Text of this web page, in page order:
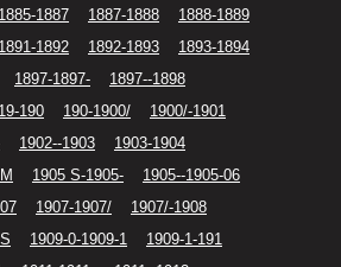
1885-1887 1887-1888
1888-1889
1891-1892 1892-1893
1893-1894
1897-1897-
1897--1898
19-190 190-1900/
1900/-1901
1902--1903
1903-1904
1905 S-1905-
1905--1905-06
1907-1907/
1907/-1908
1909-0-1909-1
1909-1-191